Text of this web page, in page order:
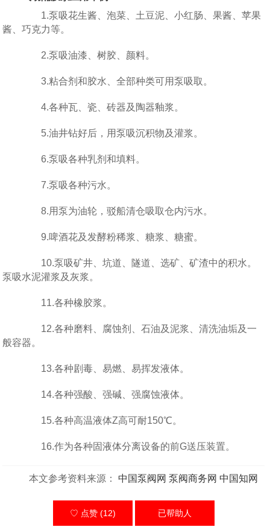
1.泵吸花生酱、泡菜、土豆泥、小红肠、果酱、苹果
酱、巧克力等。
2.泵吸油漆、树胶、颜料。
3.粘合剂和胶水、全部种类可用泵吸取。
4.各种瓦、瓷、砖器及陶器釉浆。
5.油井钻好后，用泵吸沉积物及灌浆。
6.泵吸各种乳剂和填料。
7.泵吸各种污水。
8.用泵为油轮，驳船清仓吸取仓内污水。
9.啤酒花及发酵粉稀浆、糖浆、糖蜜。
10.泵吸矿井、坑道、隧道、选矿、矿渣中的积水。
泵吸水泥灌浆及灰浆。
11.各种橡胶浆。
12.各种磨料、腐蚀剂、石油及泥浆、清洗油垢及一
般容器。
13.各种剧毒、易燃、易挥发液体。
14.各种强酸、强碱、强腐蚀液体。
15.各种高温液体Z高可耐150℃。
16.作为各种固液体分离设备的前G送压装置。
本文参考资料来源： 中国泵阀网 泵阀商务网 中国知网
♡ 点赞 (12) 已帮助 人